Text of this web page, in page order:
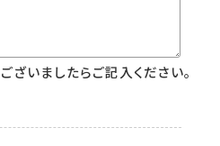
いましたらご記入ください。